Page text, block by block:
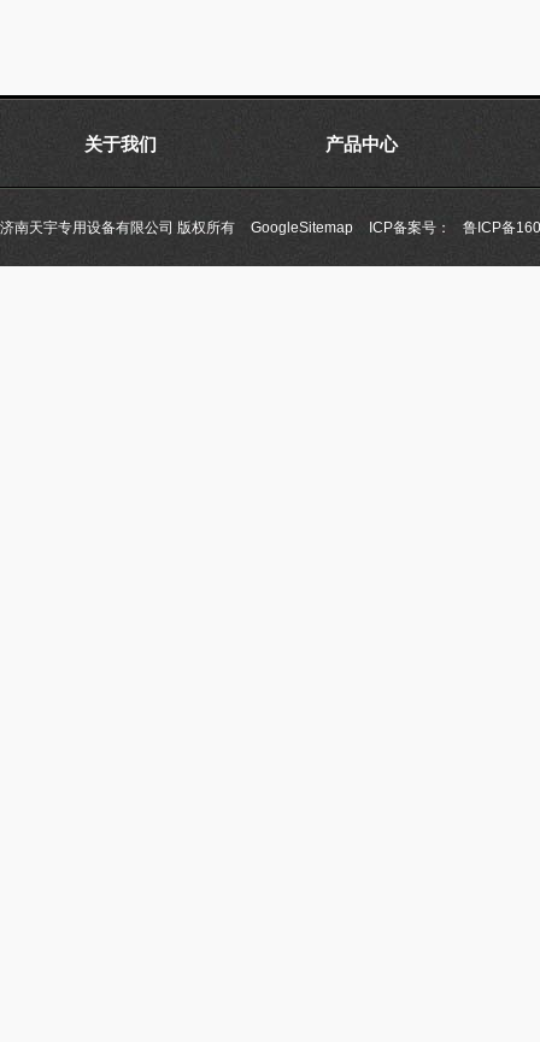
关于我们 产品中心
济南天宇专用设备有限公司 版权所有 GoogleSitemap ICP备案号： 鲁ICP备